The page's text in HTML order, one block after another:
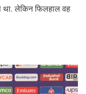
था. लेकिन फिलहाल वह